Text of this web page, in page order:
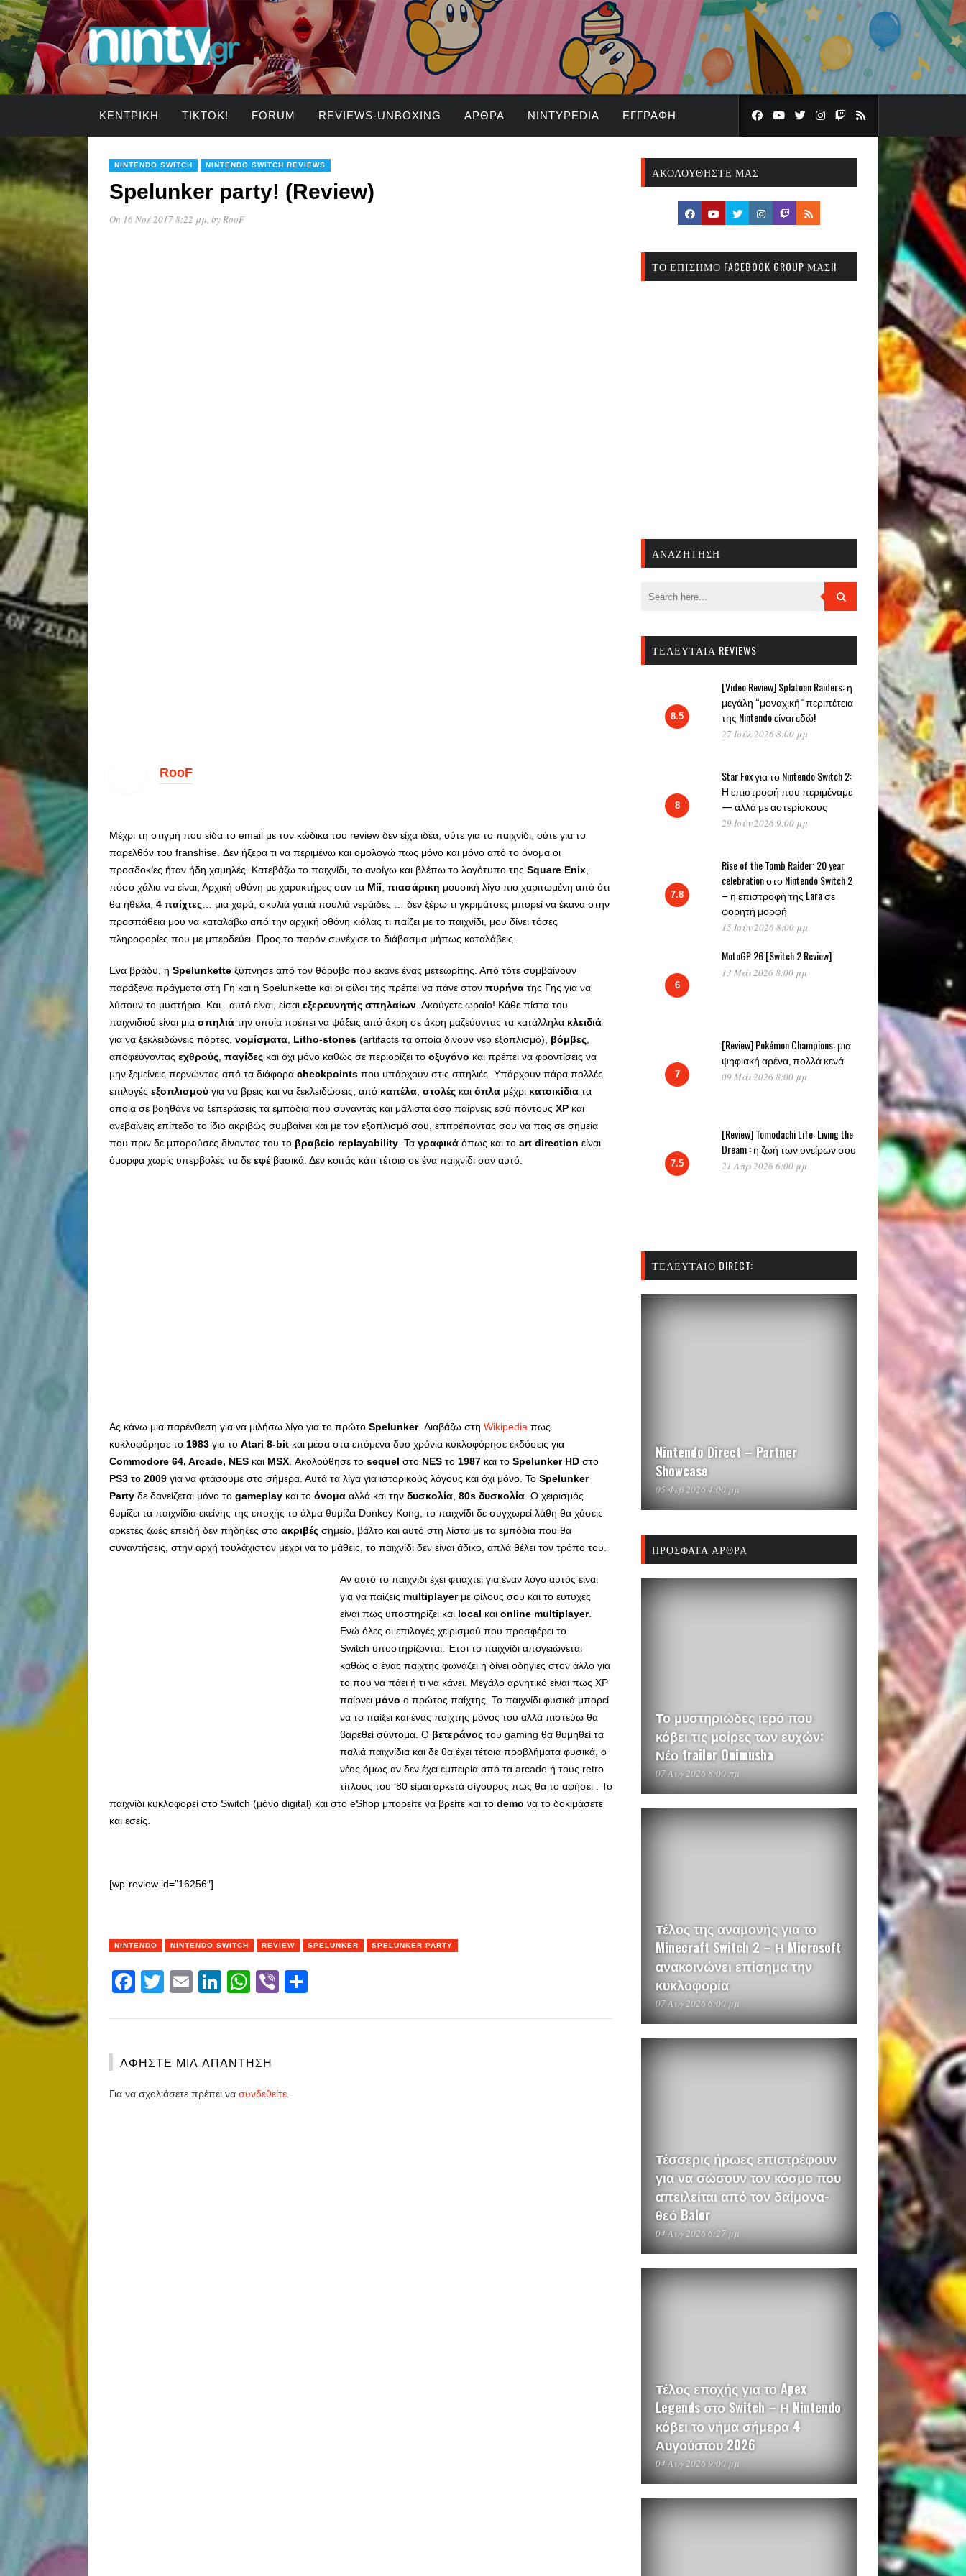
ΚΕΝΤΡΙΚΉ TIKTOK! FORUM REVIEWS-UNBOXING ΆΡΘΡΑ NINTYPEDIA ΕΓΓΡΑΦΉ
NINTENDO SWITCH NINTENDO SWITCH REVIEWS
Spelunker party! (Review)
On 16 Νοέ 2017 8:22 μμ, byRooF
RooF
Μέχρι τη στιγμή που είδα το email με τον κώδικα του review δεν είχα ιδέα, ούτε για το παιχνίδι, ούτε για το
παρελθόν του franshise. Δεν ήξερα τι να περιμένω και ομολογώ πως μόνο και μόνο από το όνομα οι
προσδοκίες ήταν ήδη χαμηλές. Κατεβάζω το παιχνίδι, το ανοίγω και βλέπω το λογότυπο της Square Enix
πόσο χάλια να είναι; Αρχική οθόνη με χαρακτήρες σαν τα Mii πιασάρικη μουσική λίγο πιο χαριτωμένη από ότι
θα ήθελα, 4 παίχτες … μια χαρά, σκυλιά γατιά πουλιά νεράιδες … δεν ξέρω τι γκριμάτσες μπορεί να έκανα στην
προσπάθεια μου να καταλάβω από την αρχική οθόνη κιόλας τι παίζει με το παιχνίδι, μου δίνει τόσες
πληροφορίες που με μπερδεύει. Προς το παρόν συνέχισε το διάβασμα μήπως καταλάβεις.
Ενα βράδυ, η Spelunkette ξύπνησε από τον θόρυβο που έκανε ένας μετεωρίτης. Από τότε συμβαίνουν
παράξενα πράγματα στη Γη και η Spelunkette και οι φίλοι της πρέπει να πάνε στον πυρήνα της Γης για να
λύσουν το μυστήριο. Και.. αυτό είναι, είσαι εξερευνητής σπηλαίων . Ακούγετε ωραίο! Κάθε πίστα του
παιχνιδιού είναι μια σπηλιά την οποία πρέπει να ψάξεις από άκρη σε άκρη μαζεύοντας τα κατάλληλα κλειδιά
για να ξεκλειδώνεις πόρτες, νομίσματα Litho-stones (artifacts τα οποία δίνουν νέο εξοπλισμό), βόμβες
αποφεύγοντας εχθρούς παγίδες και όχι μόνο καθώς σε περιορίζει το οξυγόνο και πρέπει να φροντίσεις να
μην ξεμείνεις περνώντας από τα διάφορα checkpoints που υπάρχουν στις σπηλιές. Υπάρχουν πάρα πολλές
επιλογές εξοπλισμού για να βρεις και να ξεκλειδώσεις, από καπέλα στολές και όπλα μέχρι κατοικίδια τα
οποία σε βοηθάνε να ξεπεράσεις τα εμπόδια που συναντάς και μάλιστα όσο παίρνεις εσύ πόντους XP και
ανεβαίνεις επίπεδο το ίδιο ακριβώς συμβαίνει και με τον εξοπλισμό σου, επιτρέποντας σου να πας σε σημεία
που πριν δε μπορούσες δίνοντας του το βραβείο replayability . Τα γραφικά όπως και το art direction είναι
όμορφα χωρίς υπερβολές τα δε εφέβασικά. Δεν κοιτάς κάτι τέτοιο σε ένα παιχνίδι σαν αυτό.
Ας κάνω μια παρένθεση για να μιλήσω λίγο για το πρώτο Spelunker. Διαβάζω στη Wikipedia πως
κυκλοφόρησε το 1983 για το Atari 8-bit και μέσα στα επόμενα δυο χρόνια κυκλοφόρησε εκδόσεις για
Commodore 64, Arcade, NES και MSX . Ακολούθησε το sequel στο NES το 1987 και το Spelunker HD στο
PS3 το 2009 για να φτάσουμε στο σήμερα. Αυτά τα λίγα για ιστορικούς λόγους και όχι μόνο. Το Spelunker
Party δε δανείζεται μόνο το gameplay και το όνομα αλλά και την δυσκολία 80s δυσκολία . Ο χειρισμός
θυμίζει τα παιχνίδια εκείνης της εποχής το άλμα θυμίζει Donkey Kong, το παιχνίδι δε συγχωρεί λάθη θα χάσεις
αρκετές ζωές επειδή δεν πήδηξες στο ακριβές σημείο, βάλτο και αυτό στη λίστα με τα εμπόδια που θα
συναντήσεις, στην αρχή τουλάχιστον μέχρι να το μάθεις, το παιχνίδι δεν είναι άδικο, απλά θέλει τον τρόπο του.
Αν αυτό το παιχνίδι έχει φτιαχτεί για έναν λόγο αυτός είναι
για να παίζεις multiplayerμε φίλους σου και το ευτυχές
είναι πως υποστηρίζει και local και online multiplayer.
Ενώ όλες οι επιλογές χειρισμού που προσφέρει το
Switch υποστηρίζονται. Έτσι το παιχνίδι απογειώνεται
καθώς ο ένας παίχτης φωνάζει ή δίνει οδηγίες στον άλλο για
το που να πάει ή τι να κάνει. Μεγάλο αρνητικό είναι πως XP
παίρνει μόνο ο πρώτος παίχτης. Το παιχνίδι φυσικά μπορεί
να το παίξει και ένας παίχτης μόνος του αλλά πιστεύω θα
βαρεθεί σύντομα. Ο βετεράνος του gaming θα θυμηθεί τα
παλιά παιχνίδια και δε θα έχει τέτοια προβλήματα φυσικά, ο
νέος όμως αν δεν έχει εμπειρία από τα arcade ή τους retro
τίτλους του ‘80 είμαι αρκετά σίγουρος πως θα το αφήσει . Το
παιχνίδι κυκλοφορεί στο Switch (μόνο digital) και στο eShop μπορείτε να βρείτε και το demo να το δοκιμάσετε
και εσείς.
[wp-review id=”16256″]
NINTENDO NINTENDO SWITCH REVIEW SPELUNKER SPELUNKER PARTY
Facebook
Twitter
EmailLinkedIn
WhatsApp
Viber
ΑΦΉΣΤΕ ΜΙΑ ΑΠΆΝΤΗΣΗ
Για να σχολιάσετε πρέπει να συνδεθείτε
ΑΚΟΛΟΥΘΉΣΤΕ ΜΑΣ
ΤΟ ΕΠΊΣΗΜΟ FACEBOOK GROUP ΜΑΣ!!
ΑΝΑΖΉΤΗΣΗ
ΤΕΛΕΥΤΑΊΑ REVIEWS
8.5
[Video Review] Splatoon Raiders: η
μεγάλη “μοναχική” περιπέτεια
της Nintendo είναι εδώ!
27 Ιούλ 2026 8:00 μμ
8
Star Fox για το Nintendo Switch 2:
Η επιστροφή που περιμέναμε
— αλλά με αστερίσκους
29 Ιούν 2026 9:00 μμ
7.8
Rise of the Tomb Raider: 20 year
celebration στο Nintendo Switch 2
– η επιστροφή της Lara σε
φορητή μορφή
15 Ιούν 2026 8:00 μμ
6
MotoGP 26 [Switch 2 Review]
13 Μάι 2026 8:00 μμ
7
[Review] Pokémon Champions: μια
ψηφιακή αρένα, πολλά κενά
09 Μάι 2026 8:00 μμ
7.5
[Review] Tomodachi Life: Living the
Dream : η ζωή των ονείρων σου
21 Απρ 2026 6:00 μμ
ΤΕΛΕΥΤΑΊΟ DIRECT:
Nintendo Direct – Partner
Showcase
05 Φεβ 2026 4:00 μμ
ΠΡΌΣΦΑΤΑ ΆΡΘΡΑ
Το μυστηριώδες ιερό που
κόβει τις μοίρες των ευχών:
Νέο trailer Onimusha
07 Αυγ 2026 8:00 πμ
Τέλος της αναμονής για το
Minecraft Switch 2 – Η Microsoft
ανακοινώνει επίσημα την
κυκλοφορία
07 Αυγ 2026 6:00 μμ
Τέσσερις ήρωες επιστρέφουν
για να σώσουν τον κόσμο που
απειλείται από τον δαίμονα-
θεό Balor
04 Αυγ 2026 6:27 μμ
Τέλος εποχής για το Apex
Legends στο Switch – Η Nintendo
κόβει το νήμα σήμερα 4
Αυγούστου 2026
04 Αυγ 2026 9:00 μμ